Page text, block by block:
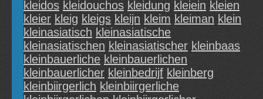
kleidos kleidouchos kleidung kleiein kleien
kleier kleig kleigs kleijn kleim kleiman klein
kleinasiatisch kleinasiatische
kleinasiatischen kleinasiatischer kleinbaas
kleinbauerliche kleinbauerlichen
kleinbauerlicher kleinbedrijf kleinberg
kleinbiirgerlich kleinbiirgerliche